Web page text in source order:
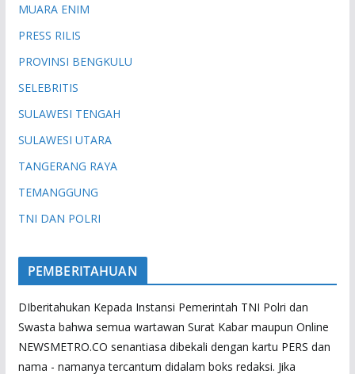
MUARA ENIM
PRESS RILIS
PROVINSI BENGKULU
SELEBRITIS
SULAWESI TENGAH
SULAWESI UTARA
TANGERANG RAYA
TEMANGGUNG
TNI DAN POLRI
PEMBERITAHUAN
DIberitahukan Kepada Instansi Pemerintah TNI Polri dan
Swasta bahwa semua wartawan Surat Kabar maupun Online
NEWSMETRO.CO senantiasa dibekali dengan kartu PERS dan
nama - namanya tercantum didalam boks redaksi. Jika